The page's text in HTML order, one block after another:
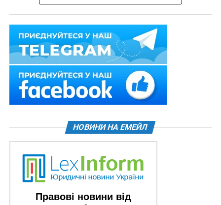
НОВИНИ НА ЕМЕЙЛ
Правові новини від